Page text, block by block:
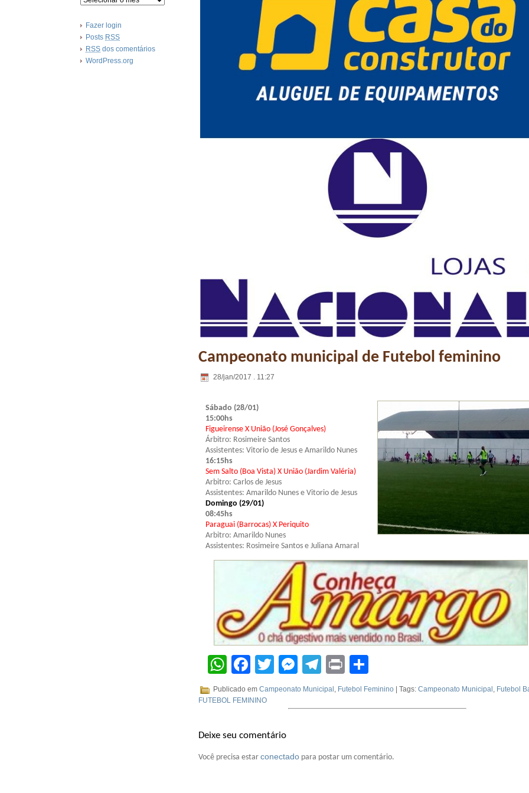
Fazer login
Posts RSS
RSS dos comentários
WordPress.org
Campeonato municipal de Futebol feminino
28/jan/2017 . 11:27
Sábado (28/01)
15:00hs
Figueirense X União (José Gonçalves)
Árbitro: Rosimeire Santos
Assistentes: Vitorio de Jesus e Amarildo Nunes
16:15hs
Sem Salto (Boa Vista) X União (Jardim Valéria)
Arbitro: Carlos de Jesus
Assistentes: Amarildo Nunes e Vitorio de Jesus
Domingo (29/01)
08:45hs
Paraguai (Barrocas) X Periquito
Arbitro: Amarildo Nunes
Assistentes: Rosimeire Santos e Juliana Amaral
WhatsApp
Facebook
Twitter
Messenger
Telegram
Print
Publicado em Campeonato Municipal Futebol Feminino | Tags: Campeonato Municipal Futebol
FUTEBOL FEMININO
Deixe seu comentário
Você precisa estar conectado para postar um comentário.